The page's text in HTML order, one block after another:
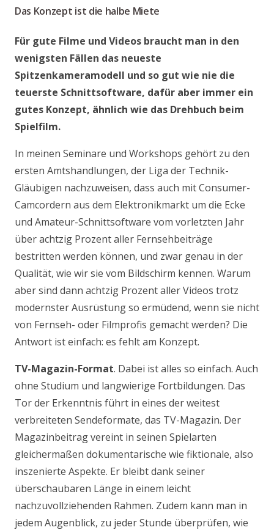
Das Konzept ist die halbe Miete
Für gute Filme und Videos braucht man in den
wenigsten Fällen das neueste
Spitzenkameramodell und so gut wie nie die
teuerste Schnittsoftware, dafür aber immer ein
gutes Konzept, ähnlich wie das Drehbuch beim
Spielfilm.
In meinen Seminare und Workshops gehört zu den
ersten Amtshandlungen, der Liga der Technik-
Gläubigen nachzuweisen, dass auch mit Consumer-
Camcordern aus dem Elektronikmarkt um die Ecke
und Amateur-Schnittsoftware vom vorletzten Jahr
über achtzig Prozent aller Fernsehbeiträge
bestritten werden können, und zwar genau in der
Qualität, wie wir sie vom Bildschirm kennen. Warum
aber sind dann achtzig Prozent aller Videos trotz
modernster Ausrüstung so ermüdend, wenn sie nicht
von Fernseh- oder Filmprofis gemacht werden? Die
Antwort ist einfach: es fehlt am Konzept.
TV-Magazin-Format. Dabei ist alles so einfach. Auch
ohne Studium und langwierige Fortbildungen. Das
Tor der Erkenntnis führt in eines der weitest
verbreiteten Sendeformate, das TV-Magazin. Der
Magazinbeitrag vereint in seinen Spielarten
gleichermaßen dokumentarische wie fiktionale, also
inszenierte Aspekte. Er bleibt dank seiner
überschaubaren Länge in einem leicht
nachzuvollziehenden Rahmen. Zudem kann man in
jedem Augenblick, zu jeder Stunde überprüfen, wie